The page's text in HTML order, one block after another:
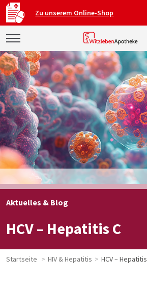
Zu unserem Online-Shop
Aktuelles & Blog
HCV – Hepatitis C
Startseite HIV & Hepatitis HCV –